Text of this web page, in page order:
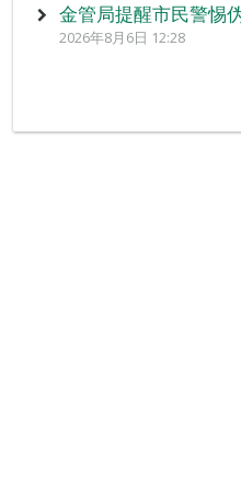
金管局提醒市民警惕
2026年8月6日 12:28